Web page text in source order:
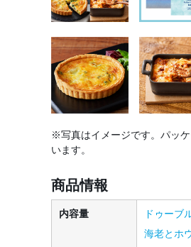
※写真はイメージです。パッ
います。
商品情報
内容量 ドゥーブ
海老とホ